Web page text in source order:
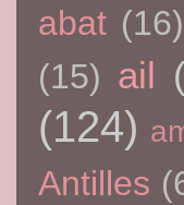
abat (16)
(15) ail
(124)
Antilles